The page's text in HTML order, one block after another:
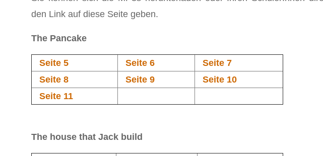
den Link auf diese Seite geben.
The Pancake
Seite 5 Seite 6
Seite 7
Seite 8
Seite 9
Seite 10
Seite 11
The house that Jack build